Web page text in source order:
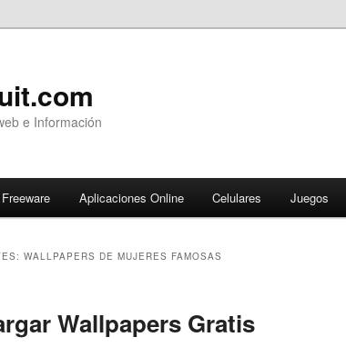
e Información
Freeware Aplicaciones Online Celulares Juegos
WALLPAPERS DE MUJERES FAMOSAS
Wallpapers Gratis